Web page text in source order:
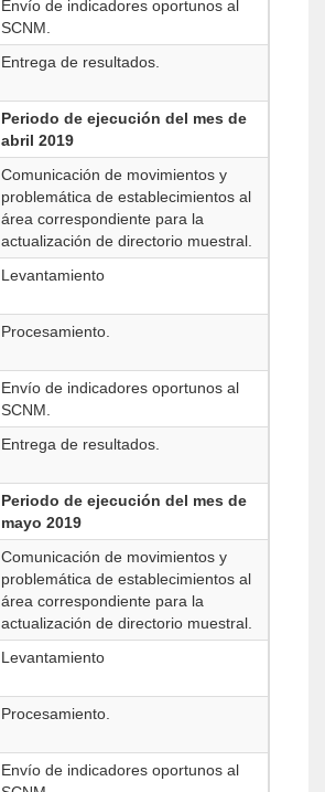
Envío de indicadores oportunos al
SCNM.
Entrega de resultados.
Periodo de ejecución del mes de
abril 2019
Comunicación de movimientos y
problemática de establecimientos al
área correspondiente para la
actualización de directorio muestral.
Levantamiento
Procesamiento.
Envío de indicadores oportunos al
SCNM.
Entrega de resultados.
Periodo de ejecución del mes de
mayo 2019
Comunicación de movimientos y
problemática de establecimientos al
área correspondiente para la
actualización de directorio muestral.
Levantamiento
Procesamiento.
Envío de indicadores oportunos al